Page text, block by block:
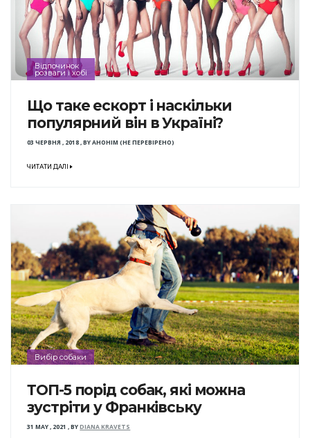
Відпочинок
розваги і хобі
Що таке ескорт і наскільки
популярний він в Україні?
03 ЧЕРВНЯ , 2018,BYАНОНІМ (НЕ ПЕРЕВІРЕНО)
ЧИТАТИ ДАЛІ
Вибір собаки
ТОП-5 порід собак, які можна
зустріти у Франківську
31 MAY , 2021 ,BYDIANA KRAVETS